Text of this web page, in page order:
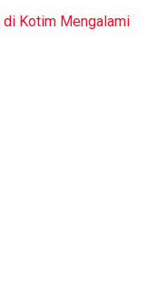
di Kotim Mengalami